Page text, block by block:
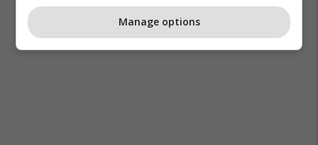
Manage options